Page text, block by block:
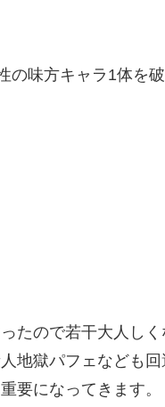
味方キャラ1体を
たので若干大人しく
地獄パフェなども回
要になってきます。